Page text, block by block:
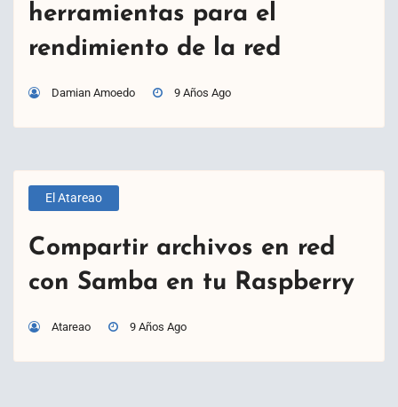
herramientas para el
rendimiento de la red
Damian Amoedo 9 Años Ago
El Atareao
Compartir archivos en red
con Samba en tu Raspberry
Atareao 9 Años Ago